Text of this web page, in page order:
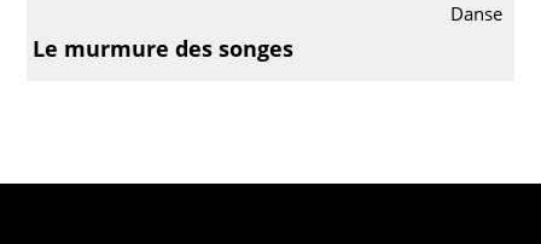
Danse
Le murmure des songes